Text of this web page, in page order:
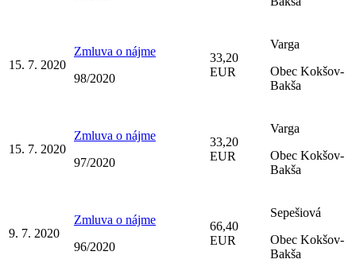
15. 7. 2020
Zmluva o nájme
98/2020
33,20
EUR
Varga
Obec Kokšov-
Bakša
15. 7. 2020
Zmluva o nájme
97/2020
33,20
EUR
Varga
Obec Kokšov-
Bakša
9. 7. 2020
Zmluva o nájme
96/2020
66,40
EUR
Sepešiová
Obec Kokšov-
Bakša